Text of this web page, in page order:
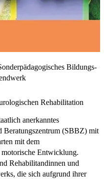
Bildungs-
Rehabilitation
anerkanntes
Beratungszentrum (SBBZ) mit
mit dem
Entwicklung.
Rehabilitandinnen und
die sich aufgrund ihrer